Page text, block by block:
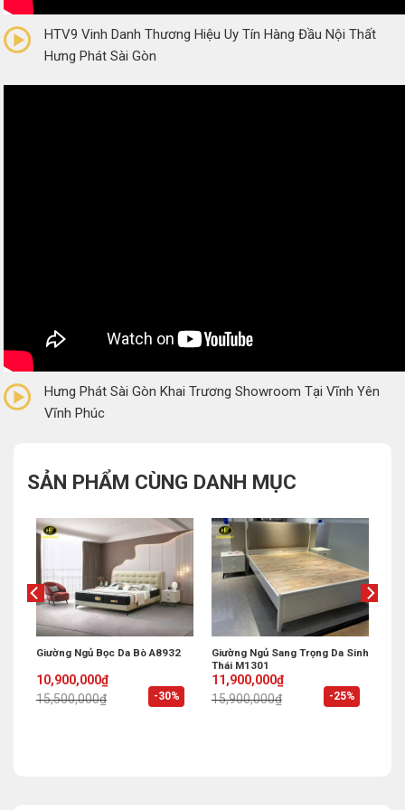
(0 Reviews)
HTV9 Vinh Danh Thương Hiệu Uy Tín Hàng Đầu Nội Thất
Hưng Phát Sài Gòn
(0 Reviews)
Hưng Phát Sài Gòn Khai Trương Showroom Tại Vĩnh Yên
Vĩnh Phúc
SẢN PHẨM CÙNG DANH MỤC
-30%
Giường Ngủ Bọc Da Bò A8932
15,500,000₫
Original
price
was:
10,900,000₫
Current
price
is:
-25%
Giường Ngủ Sang Trọng Da Sinh
Thái M1301
15,900,000₫
Original
price
was:
11,900,000₫
Current
price
is: